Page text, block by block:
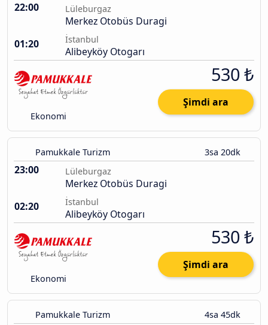
22:00 Lüleburgaz
Merkez Otobüs Duragi
01:20
İstanbul
Alibeyköy Otogarı
Ekonomi
530 ₺
Şimdi ara
Pamukkale Turizm 3sa 20dk
23:00 Lüleburgaz
Merkez Otobüs Duragi
02:20
İstanbul
Alibeyköy Otogarı
Ekonomi
530 ₺
Şimdi ara
Pamukkale Turizm 4sa 45dk